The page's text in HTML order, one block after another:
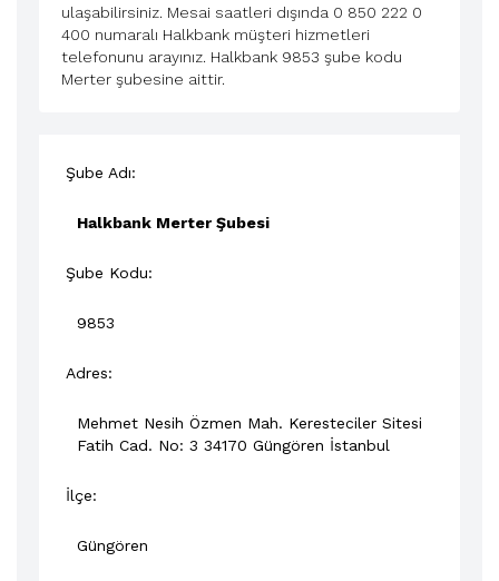
ulaşabilirsiniz. Mesai saatleri dışında 0 850 222 0
400 numaralı Halkbank müşteri hizmetleri
telefonunu arayınız. Halkbank 9853 şube kodu
Merter şubesine aittir.
Şube Adı:
Halkbank Merter Şubesi
Şube Kodu:
9853
Adres:
Mehmet Nesih Özmen Mah. Keresteciler Sitesi
Fatih Cad. No: 3 34170 Güngören İstanbul
İlçe:
Güngören